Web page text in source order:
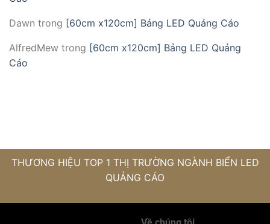
Dawn trong [60cm x120cm] Bảng LED Quảng Cáo
AlfredMew trong [60cm x120cm] Bảng LED Quảng
Cáo
THƯƠNG HIỆU TOP 1 THỊ TRƯỜNG NGÀNH BIỂN LED
QUẢNG CÁO